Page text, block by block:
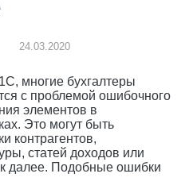
24.03.2020
многие бухгалтеры
с проблемой ошибочного
элементов в
Это могут быть
контрагентов,
статей доходов или
далее. Подобные ошибки